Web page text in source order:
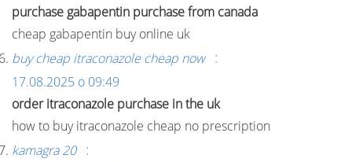
purchase gabapentin purchase from canada
cheap gabapentin buy online uk
buy cheap itraconazole cheap now :
17.08.2025 о 09:49
order itraconazole purchase in the uk
how to buy itraconazole cheap no prescription
kamagra 20 :